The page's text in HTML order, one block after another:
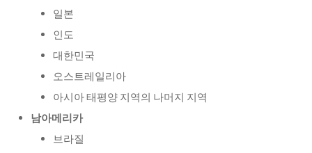
일본
인도
대한민국
오스트레일리아
아시아 태평양 지역의 나머지 지역
남아메리카
브라질